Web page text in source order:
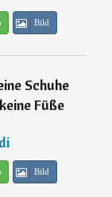
Bild
Schuhe
Füße
Bild